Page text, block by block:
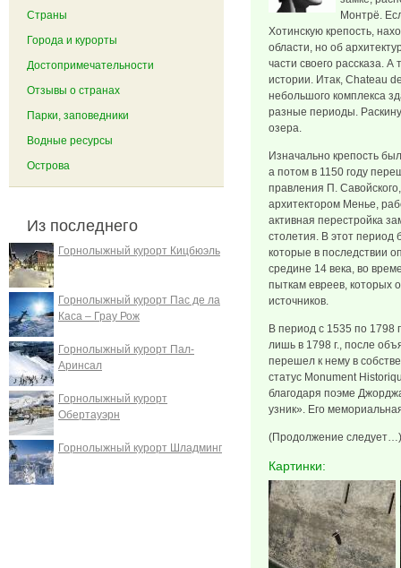
Монтрё.
Хотинскую крепость,
области, но об
части своего рассказа. А
истории. Итак, Chateau
небольшого комплекса
разные периоды.
озера.
Изначально крепость
а потом в 1150 году
правления П.
архитектором Менье,
активная перестройка
столетия. В этот период
которые в последствии
средине 14 века, во
пыткам евреев, которых
источников.
В период с 1535 по 1798
лишь в 1798 г., после
перешел к нему в
статус Monument
благодаря поэме
узник». Его
(Продолжение следует…)
Картинки:
Страны
Города и курорты
Достопримечательности
Отзывы о странах
Парки, заповедники
Водные ресурсы
Острова
Из последнего
Горнолыжный курорт Кицбюэль
Горнолыжный курорт Пас де ла
Каса – Грау Рож
Горнолыжный курорт Пал-
Аринсал
Горнолыжный курорт
Обертауэрн
Горнолыжный курорт Шладминг